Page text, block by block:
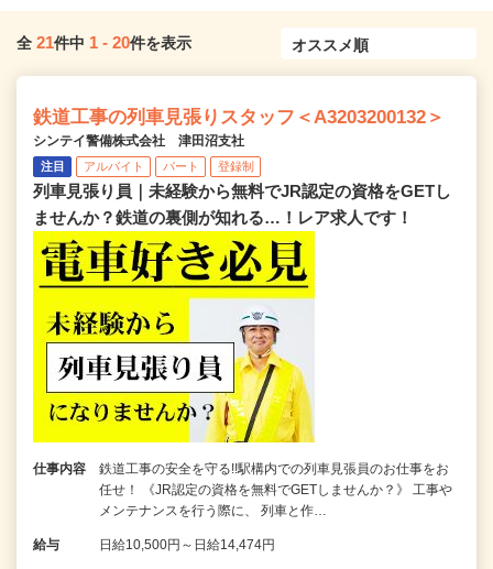
全 21件中 1 - 20件を表示
鉄道工事の列車見張りスタッフ＜A3203200132＞
シンテイ警備株式会社 津田沼支社
注目 アルバイト パート 登録制
列車見張り員｜未経験から無料でJR認定の資格をGETし
ませんか？鉄道の裏側が知れる…！レア求人です！
仕事内容
鉄道工事の安全を守る!!駅構内での列車見張員のお仕事をお
任せ！ 《JR認定の資格を無料でGETしませんか？》 工事や
メンテナンスを行う際に、 列車と作…
給与 日給10,500円～日給14,474円